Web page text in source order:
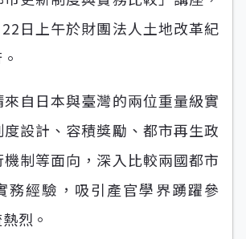
日上午於財團法人土地改革紀
自日本與臺灣的兩位重量級實
設計、容積獎勵、都市再生政
制等面向，深入比較兩國都市
務經驗，吸引產官學界踴躍參
烈。